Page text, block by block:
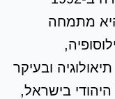
מתמחה
ובעיקר
בישראל,